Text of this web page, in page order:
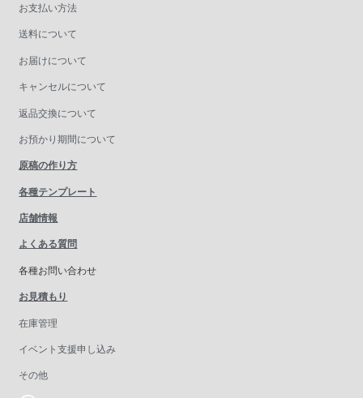
お支払い方法
送料について
お届けについて
キャンセルについて
返品交換について
お預かり期間について
原稿の作り方
各種テンプレート
店舗情報
よくある質問
各種お問い合わせ
お見積もり
在庫管理
イベント支援申し込み
その他